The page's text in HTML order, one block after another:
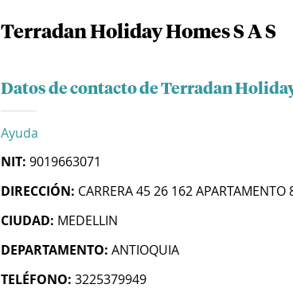
Terradan Holiday Homes S A S
Datos de contacto de Terradan
Ayuda
NIT: 9019663071
DIRECCIÓN: CARRERA 45 26 162 APARTAMENTO
CIUDAD: MEDELLIN
DEPARTAMENTO: ANTIOQUIA
TELÉFONO: 3225379949